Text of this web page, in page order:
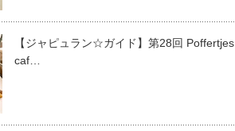
【ジャピュラン☆ガイド】第28回 Poffertjes
caf…